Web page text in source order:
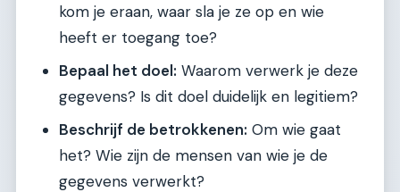
kom je eraan, waar sla je ze op en wie
heeft er toegang toe?
Bepaal het doel: Waarom verwerk je deze
gegevens? Is dit doel duidelijk en legitiem?
Beschrijf de betrokkenen: Om wie gaat
het? Wie zijn de mensen van wie je de
gegevens verwerkt?